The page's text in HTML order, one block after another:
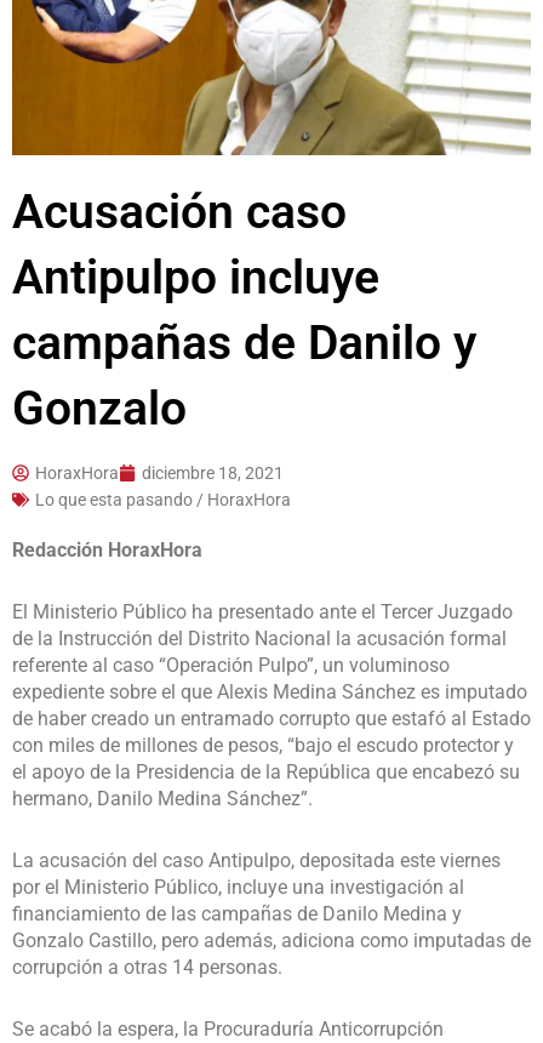
Acusación caso
Antipulpo incluye
campañas de Danilo y
Gonzalo
HoraxHora
diciembre 18, 2021
Lo que esta pasando / HoraxHora
Redacción HoraxHora
El Ministerio Público ha presentado ante el Tercer Juzgado
de la Instrucción del Distrito Nacional la acusación formal
referente al caso “Operación Pulpo”, un voluminoso
expediente sobre el que Alexis Medina Sánchez es imputado
de haber creado un entramado corrupto que estafó al Estado
con miles de millones de pesos, “bajo el escudo protector y
el apoyo de la Presidencia de la República que encabezó su
hermano, Danilo Medina Sánchez”.
La acusación del caso Antipulpo, depositada este viernes
por el Ministerio Público, incluye una investigación al
financiamiento de las campañas de Danilo Medina y
Gonzalo Castillo, pero además, adiciona como imputadas de
corrupción a otras 14 personas.
Se acabó la espera, la Procuraduría Anticorrupción